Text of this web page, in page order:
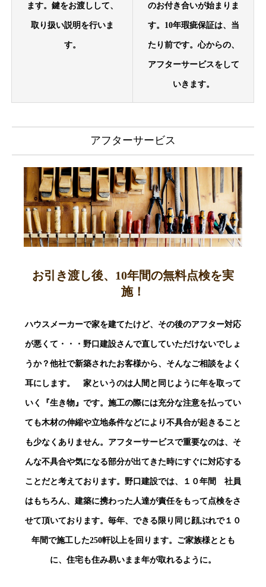
ます。鍵をお渡しして、
取り扱い説明を行いま
す。
のお付き合いが始まりま
す。10年瑕疵保証は、当
たり前です。心からの、
アフターサービスをして
いきます。
アフターサービス
お引き渡し後、10年間の無料点検を実
施！
ハウスメーカーで家を建てたけど、その後のアフター対応
が悪くて・・・野口建設さんで直していただけないでしょ
うか？他社で新築されたお客様から、そんなご相談をよく
耳にします。 家というのは人間と同じように年を取って
いく『生き物』です。施工の際には充分な注意を払ってい
ても木材の伸縮や立地条件などにより不具合が起きること
も少なくありません。アフターサービスで重要なのは、そ
んな不具合や気になる部分が出てきた時にすぐに対応する
ことだと考えております。野口建設では、１０年間 社員
はもちろん、建築に携わった人達が責任をもって点検をさ
せて頂いております。毎年、できる限り同じ顔ぶれで１０
年間で施工した250軒以上を回ります。ご家族様ととも
に、住宅も住み易いまま年が取れるように。